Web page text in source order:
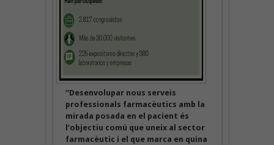
“Desenvolupar nous serveis
professionals farmacèutics amb la
mirada posada en el pacient és
l’objectiu comú que uneix al sector
farmacèutic i el que marca en quina